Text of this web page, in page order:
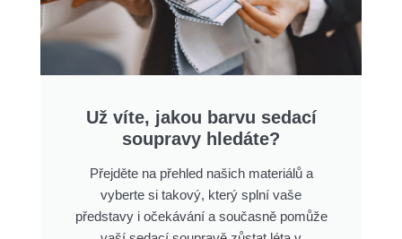
Už víte, jakou barvu sedací
soupravy hledáte?
Přejděte na přehled našich materiálů a
vyberte si takový, který splní vaše
představy i očekávání a současně pomůže